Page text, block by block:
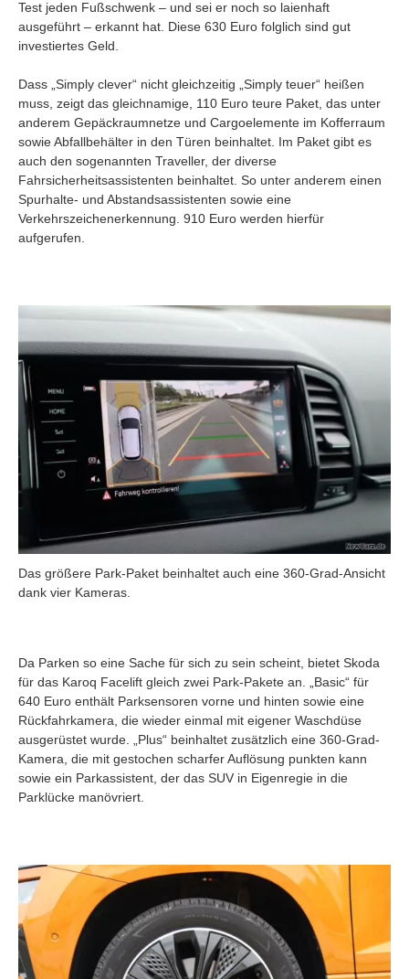
Test jeden Fußschwenk – und sei er noch so laienhaft
ausgeführt – erkannt hat. Diese 630 Euro folglich sind gut
investiertes Geld.
Dass „Simply clever“ nicht gleichzeitig „Simply teuer“ heißen
muss, zeigt das gleichnamige, 110 Euro teure Paket, das unter
anderem Gepäckraumnetze und Cargoelemente im Kofferraum
sowie Abfallbehälter in den Türen beinhaltet. Im Paket gibt es
auch den sogenannten Traveller, der diverse
Fahrsicherheitsassistenten beinhaltet. So unter anderem einen
Spurhalte- und Abstandsassistenten sowie eine
Verkehrszeichenerkennung. 910 Euro werden hierfür
aufgerufen.
Das größere Park-Paket beinhaltet auch eine 360-Grad-Ansicht
dank vier Kameras.
Da Parken so eine Sache für sich zu sein scheint, bietet Skoda
für das Karoq Facelift gleich zwei Park-Pakete an. „Basic“ für
640 Euro enthält Parksensoren vorne und hinten sowie eine
Rückfahrkamera, die wieder einmal mit eigener Waschdüse
ausgerüstet wurde. „Plus“ beinhaltet zusätzlich eine 360-Grad-
Kamera, die mit gestochen scharfer Auflösung punkten kann
sowie ein Parkassistent, der das SUV in Eigenregie in die
Parklücke manövriert.